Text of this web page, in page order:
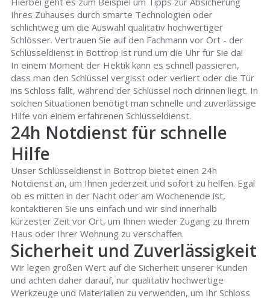
Ihres Zuhauses durch smarte Technologien oder
schlichtweg um die Auswahl qualitativ hochwertiger
Schlösser. Vertrauen Sie auf den Fachmann vor Ort - der
Schlüsseldienst in Bottrop ist rund um die Uhr für Sie da!
In einem Moment der Hektik kann es schnell passieren,
dass man den Schlüssel vergisst oder verliert oder die Tür
ins Schloss fällt, während der Schlüssel noch drinnen liegt. In
solchen Situationen benötigt man schnelle und zuverlässige
Hilfe von einem erfahrenen Schlüsseldienst.
24h Notdienst für schnelle
Hilfe
Unser Schlüsseldienst in Bottrop bietet einen 24h
Notdienst an, um Ihnen jederzeit und sofort zu helfen. Egal
ob es mitten in der Nacht oder am Wochenende ist,
kontaktieren Sie uns einfach und wir sind innerhalb
kürzester Zeit vor Ort, um Ihnen wieder Zugang zu Ihrem
Haus oder Ihrer Wohnung zu verschaffen.
Sicherheit und Zuverlässigkeit
Wir legen großen Wert auf die Sicherheit unserer Kunden
und achten daher darauf, nur qualitativ hochwertige
Werkzeuge und Materialien zu verwenden, um Ihr Schloss